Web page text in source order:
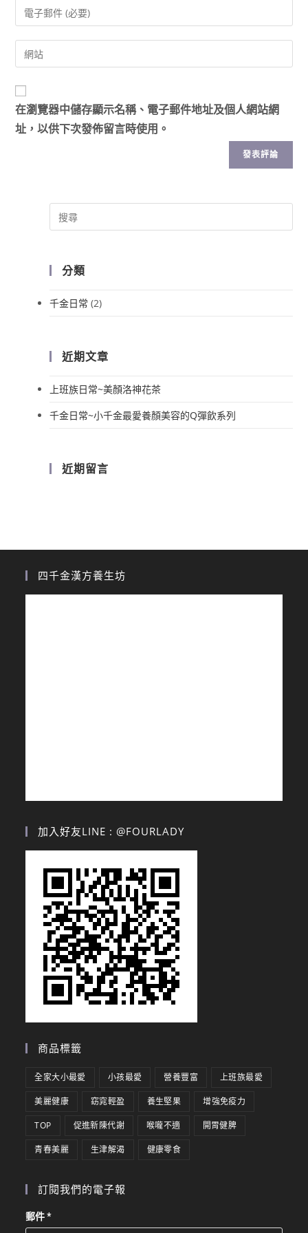
在瀏覽器中儲存顯示名稱、電子郵件地址及個人網站網
址，以供下次發佈留言時使用。
分類
千金日常 (2)
近期文章
上班族日常~美顏洛神花茶
千金日常~小千金最愛養顏美容的Q彈飲系列
近期留言
四千金漢方養生坊
加入好友LINE : @FOURLADY
商品標籤
全家大小最愛 小孩最愛 營養豐富 上班族最愛
美麗健康 窈窕輕盈 養生堅果 增強免疫力
TOP 促進新陳代謝 喉嚨不適 開胃健脾
青春美麗 生津解渴 健康零食
訂閱我們的電子報
郵件*